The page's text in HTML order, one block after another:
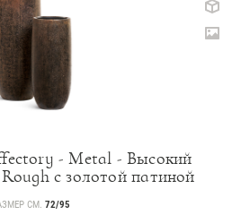
- Metal - Высокий
с золотой патиной
СМ. 72/95